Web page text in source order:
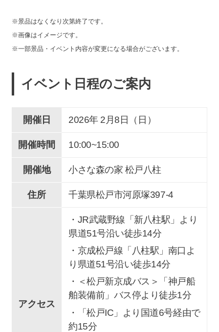
※景品はなくなり次第終了です。
※画像はイメージです。
※一部景品・イベント内容が変更になる場合がございます。
イベント日程のご案内
開催日 2026年 2 月8 日（日）
開催時間 10:00~15:00
開催地 小さな森の家 松戸八柱
住所 千葉県松戸市河原塚397-4
アクセス
・JR武蔵野線「新八柱駅」より
県道51号沿い徒歩14分
・京成松戸線「八柱駅」南口よ
り県道51号沿い徒歩14分
・＜松戸新京成バス＞「神戸船
舶装備前」バス停より徒歩1分
・「松戸IC」より国道6号経由で
約15分